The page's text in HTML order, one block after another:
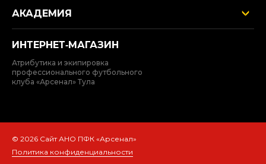
АКАДЕМИЯ
ИНТЕРНЕТ‑МАГАЗИН
Атрибутика и экипировка
профессионального футбольного
клуба «Арсенал» Тула
© 2026 Сайт АНО ПФК «Арсенал»
Политика конфиденциальности